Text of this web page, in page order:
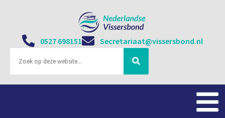
0527 698151 Secretariaat@vissersbond.nl